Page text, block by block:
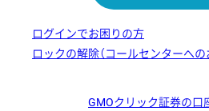
ログインでお困りの方
ロックの解除（コールセンターへの
GMOクリック証券の口